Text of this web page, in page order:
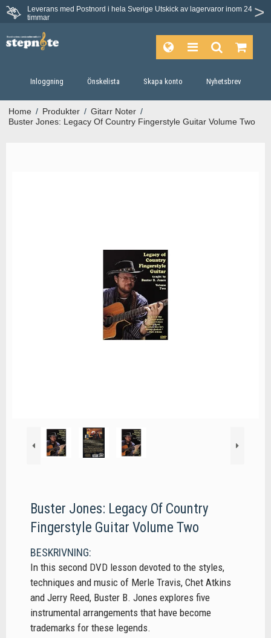
Leverans med Postnord i hela Sverige Utskick av lagervaror inom 24
timmar
Du har 30 dagars ångerrätt.
Inloggning Önskelista Skapa konto Nyhetsbrev
Home / Produkter / Gitarr Noter /
Buster Jones: Legacy Of Country Fingerstyle Guitar Volume Two
Buster Jones: Legacy Of Country
Fingerstyle Guitar Volume Two
BESKRIVNING:
In this second DVD lesson devoted to the styles,
techniques and music of Merle Travis, Chet Atkins
and Jerry Reed, Buster B. Jones explores five
instrumental arrangements that have become
trademarks for these legends.